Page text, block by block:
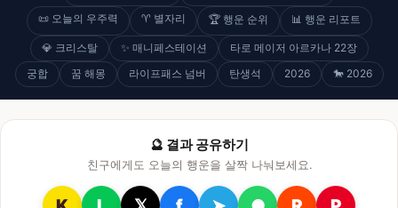
📜 오늘의 우주력
♈ 별자리 🏆 행운 순위 📊 행운 리포트
💎 크리스탈 ✨ 매니페스테이션
타로 메이저 아르카나 22장
궁합
꿈 해몽 라이프패스 넘버 탄생석 2026 🐎 2026
🔮 결과 공유하기
친구에게도 오늘의 행운을 살짝 나눠보세요.